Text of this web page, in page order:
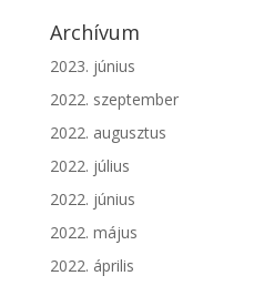
Archívum
2023. június
2022. szeptember
2022. augusztus
2022. július
2022. június
2022. május
2022. április